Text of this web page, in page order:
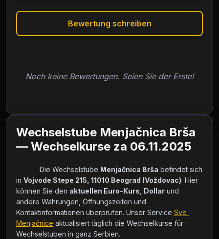
Bewertung schreiben
Noch keine Bewertungen. Seien Sie der Erste!
Wechselstube Menjačnica Brša
— Wechselkurse za 06.11.2025
            Die Wechselstube
Menjačnica Brša befindet sich
in Vojvode Stepe 215, 11010 Beograd (Voždovac). Hier
können Sie den aktuellen Euro-Kurs Dollar und
andere Währungen, Öffnungszeiten und
Kontaktinformationen überprüfen. Unser Service Sve
Menjačnice aktualisiert täglich die Wechselkurse für
Wechselstuben in ganz Serbien.